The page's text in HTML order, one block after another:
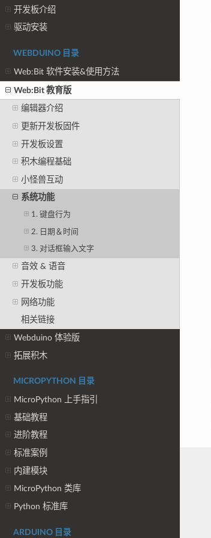
开发板介绍
驱动安装
WEBDUINO 目录
Web:Bit 软件安装&使用方法
Web:Bit 教育版
编辑器介绍
更新开发板固件
开发板设置
积木编程基础
小怪兽互动
系统功能
1. 键盘行为
2. 日期＆时间
3. 对话框输入文字
音效 & 语音
开发板功能
网络功能
相关链接
Webduino 体验版
拓展积木
MICROPYTHON 目录
MicroPython 上手指引
基础教程
进阶教程
标准案例
内建模块
MicroPython 类库
Python 标准库
ARDUINO 目录